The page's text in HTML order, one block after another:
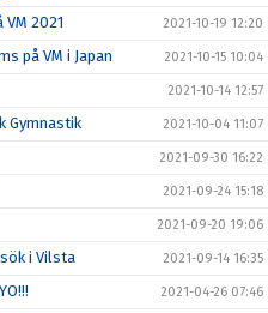
2021 2021-10-19 12:20
på VM i Japan 2021-10-15 10:04
2021-10-14 12:57
Gymnastik 2021-10-04 11:07
2021-09-30 16:22
2021-09-24 15:18
2021-09-20 19:06
i Vilsta 2021-09-14 16:35
2021-04-26 07:46